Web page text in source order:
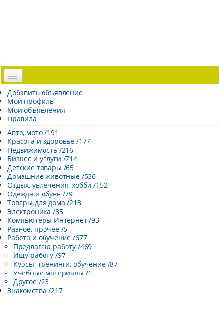
Доска объявлений
Погода Эстонии
Открытки
Каталог сайтов
| Регистрация |
Добавить объявление
Мой профиль
Мои объявления
Правила
Авто, мото /191
Красота и здоровье /177
Недвижимость /216
Бизнес и услуги /714
Детские товары /65
Домашние животные /536
Отдых, увлечения, хобби /152
Одежда и обувь /79
Товары для дома /213
Электроника /85
Компьютеры Интернет /93
Разное, прочее /5
Работа и обучение /677
Предлагаю работу /469
Ищу работу /97
Курсы, тренинги, обучение /87
Учебные материалы /1
Другое /23
Знакомства /217